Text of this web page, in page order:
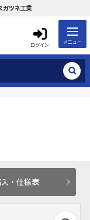
ガツネ工業
ログイン メニュー
・仕様表